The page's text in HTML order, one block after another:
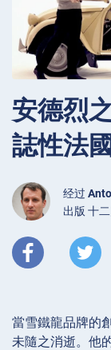
安德烈
誌性法
经过
出版 十
當雪鐵龍品牌的
未隨之消逝。他